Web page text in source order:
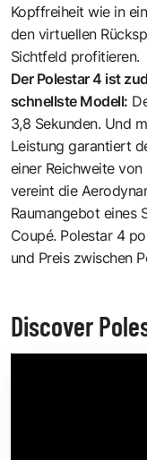
Kopffreiheit wie in
den virtuellen
Sichtfeld profitieren.
Der Polestar 4 ist
schnellste Modell:
3,8 Sekunden. Und
Leistung garantiert
einer Reichweite
vereint die
Raumangebot eines
Coupé. Polestar 4
und Preis zwischen
Discover